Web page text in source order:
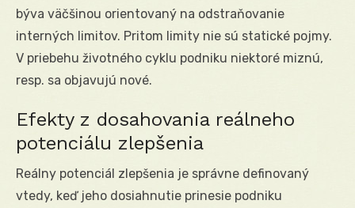
býva väčšinou orientovaný na odstraňovanie
interných limitov. Pritom limity nie sú statické pojmy.
V priebehu životného cyklu podniku niektoré miznú,
resp. sa objavujú nové.
Efekty z dosahovania reálneho
potenciálu zlepšenia
Reálny potenciál zlepšenia je správne definovaný
vtedy, keď jeho dosiahnutie prinesie podniku